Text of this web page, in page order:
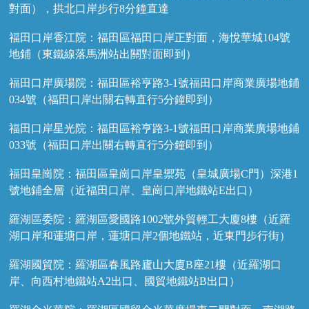
對面），拱北口岸步行8分鐘直達
福田口岸香江院：福田區福田口岸正對面，海悅華城104號
地鋪（東鐵線落馬洲站出關對面即到）
福田口岸廣場院：福田區裕亨路3-1號福田口岸商業廣場地鋪
034號（福田口岸出關右轉直行5分鐘即到）
福田口岸星光院：福田區裕亨路3-1號福田口岸商業廣場地鋪
033號（福田口岸出關右轉直行5分鐘即到）
福田皇崗院：福田區皇崗口岸皇禦苑（皇城廣場C門）深港1
號地鋪全層（近福田口岸、皇崗口岸地鐵站E出口）
羅湖區委院：羅湖區愛國路1002號外貿輕工大廈8樓（近羅
湖口岸和蓮塘口岸，蓮塘口岸2個地鐵站，近東門步行街）
羅湖國貿院：羅湖區春風路廬山大廈B座21樓（近羅湖口
岸、向西村地鐵站A2出口、國貿地鐵站B出口）